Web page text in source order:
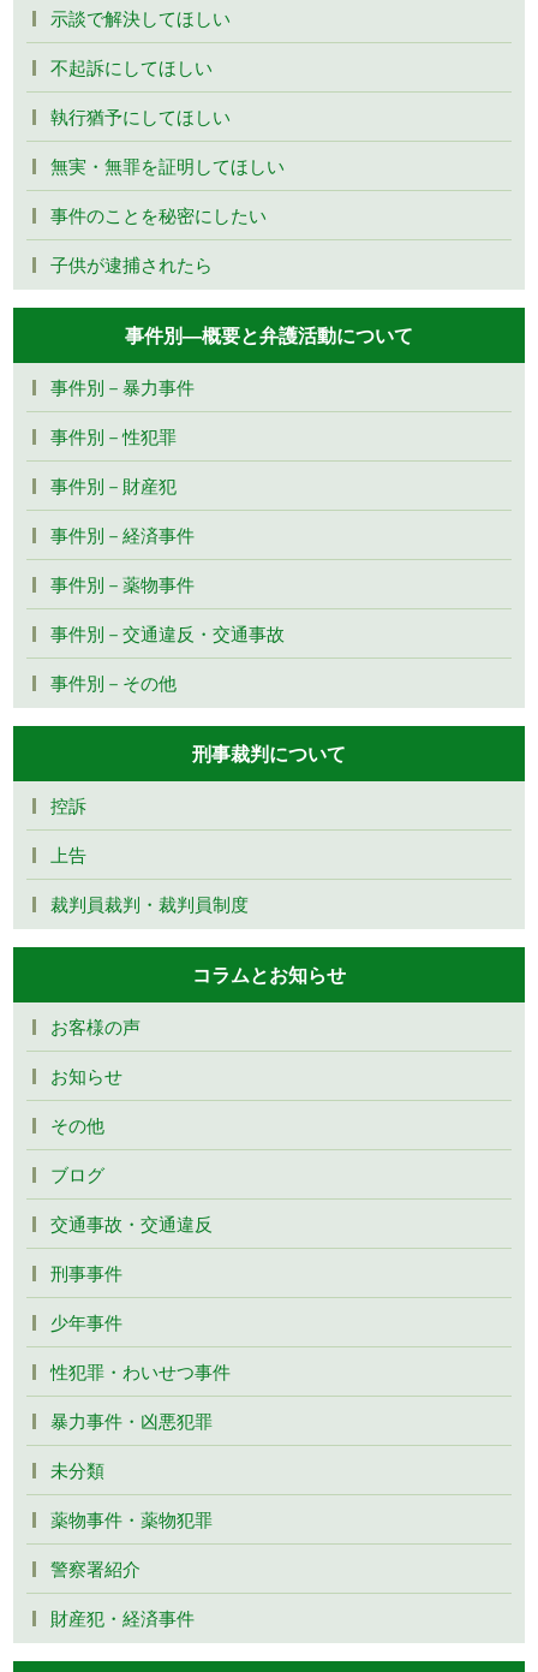
示談で解決してほしい
不起訴にしてほしい
執行猶予にしてほしい
無実・無罪を証明してほしい
事件のことを秘密にしたい
子供が逮捕されたら
事件別―概要と弁護活動について
事件別－暴力事件
事件別－性犯罪
事件別－財産犯
事件別－経済事件
事件別－薬物事件
事件別－交通違反・交通事故
事件別－その他
刑事裁判について
控訴
上告
裁判員裁判・裁判員制度
コラムとお知らせ
お客様の声
お知らせ
その他
ブログ
交通事故・交通違反
刑事事件
少年事件
性犯罪・わいせつ事件
暴力事件・凶悪犯罪
未分類
薬物事件・薬物犯罪
警察署紹介
財産犯・経済事件